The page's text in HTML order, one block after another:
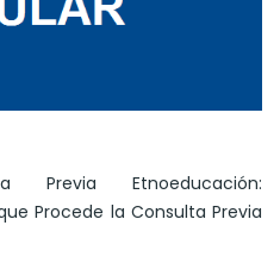
Previa Etnoeducación:
Procede la Consulta Previa